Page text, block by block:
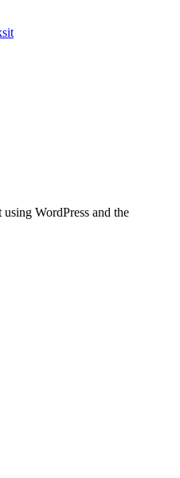
WordPress and the